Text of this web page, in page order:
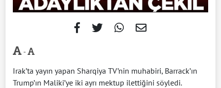
-
Irak’ta yayın yapan Sharqiya TV’nin muhabiri, Barrack’ın
Trump’ın Maliki’ye iki ayrı mektup ilettiğini söyledi.